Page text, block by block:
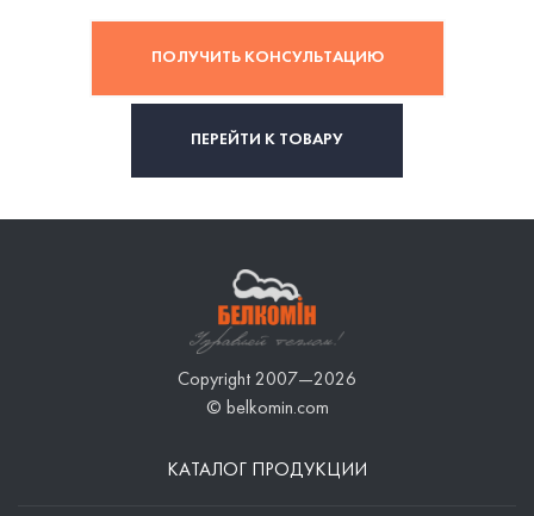
ПОЛУЧИТЬ КОНСУЛЬТАЦИЮ
ПЕРЕЙТИ К ТОВАРУ
Copyright 2007—2026
© belkomin.com
КАТАЛОГ ПРОДУКЦИИ